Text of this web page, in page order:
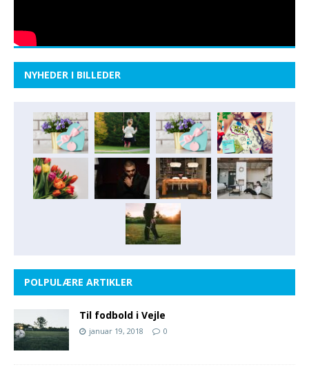
NYHEDER I BILLEDER
POLPULÆRE ARTIKLER
Til fodbold i Vejle
januar 19, 2018 0